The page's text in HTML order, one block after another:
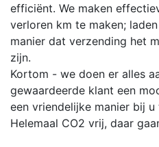
efficiënt. We maken
verloren km te maken;
manier dat verzending het
zijn.
Kortom - we doen er alles
gewaardeerde klant een
een vriendelijke manier bij u
Helemaal CO2 vrij, daar